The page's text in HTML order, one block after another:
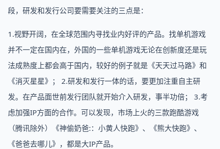
段，研发和发行公司要需要关注的三点是：
1.视野开阔，在全球范围内寻找业内好评的产品。找单机游戏
并不一定在国内在，外国的一些单机游戏无论在创新度还是玩
法成熟度上都会高于国内，较好的例子就是《天天过马路》和
《消灭星星》； 2.研发和发行一体的话，要更加注重自主研
发。在产品面世前发行团队就开始介入研发，事半功倍； 3.考
虑加强IP方面的合作。可以发现，市场上火的三款跑酷游戏
（腾讯除外）《神偷奶爸:：小黄人快跑》、《熊大快跑》、
《爸爸去哪儿》，都是大IP产品。